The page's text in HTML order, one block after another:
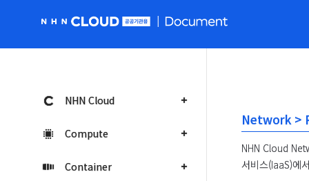
NHN Cloud
Compute
Container
Network >
NHN Cloud
서비스(IaaS)에